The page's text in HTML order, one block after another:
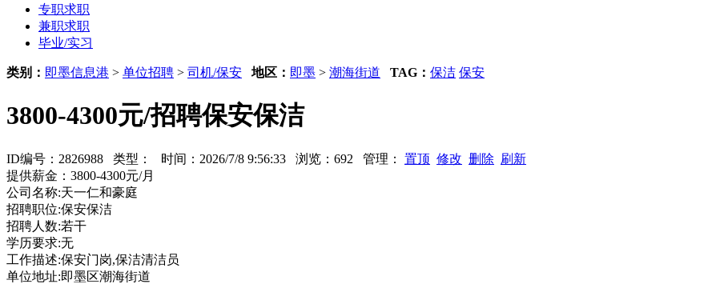
专职求职
兼职求职
毕业/实习
类别： 即墨信息港 > 单位招聘 > 司机/保安 地区： 即墨 > 潮海街道 TAG： 保洁 保安
3800-4300元/招聘保安保洁
ID编号：2826988 类型： 时间：2026/7/8 9:56:33 浏览：692 管理： 置顶 修改 删除 刷新
提供薪金：3800-4300元/月
公司名称:天一仁和豪庭
招聘职位:保安保洁
招聘人数:若干
学历要求:无
工作描述:保安门岗,保洁清洁员
单位地址:即墨区潮海街道